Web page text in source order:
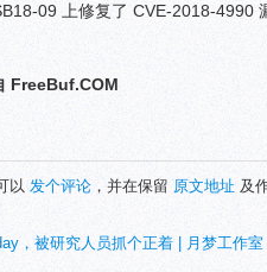
09 上修复了 CVE-2018-4990
FreeBuf.COM
以 发个评论 ，并在保留 原文地址 及
，被研究人员抓个正着 | 月梦工作室